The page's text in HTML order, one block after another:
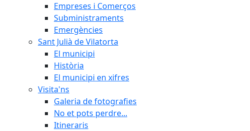
Empreses i Comerços
Subministraments
Emergències
Sant Julià de Vilatorta
El municipi
Història
El municipi en xifres
Visita'ns
Galeria de fotografies
No et pots perdre...
Itineraris